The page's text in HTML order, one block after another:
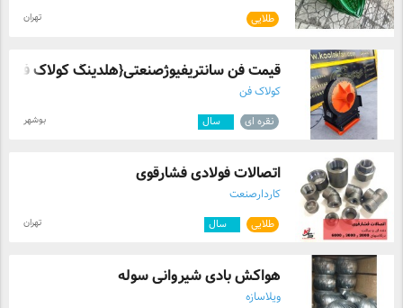
طلایی تهران
قیمت فن سانتریفیوژصنعتی{هلدینگ کولاک فن}
کولاک فن
نقره ای سال بوشهر
اتصالات فولادی فشارقوی
کاردارصنعت
طلایی سال تهران
هواکش بادی شیروانی سوله
ویلاسازه